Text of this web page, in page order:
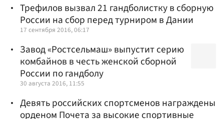
Трефилов вызвал 21 гандболистку в сборную
России на сбор перед турниром в Дании
17 сентября 2016, 06:17
Завод «Ростсельмаш» выпустит серию
комбайнов в честь женской сборной
России по гандболу
30 августа 2016, 11:55
Девять российских спортсменов награждены
орденом Почета за высокие спортивные